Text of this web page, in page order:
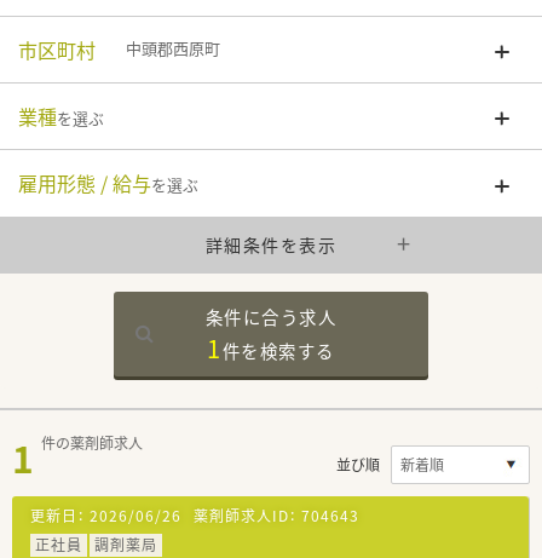
市区町村 中頭郡西原町
業種を選ぶ
雇用形態 / 給与を選ぶ
詳細条件を表示
条件に合う求人
1件を検索する
1 件の薬剤師求人
並び順
更新日： 2026/06/26 薬剤師求人ID： 704643
正社員
調剤薬局